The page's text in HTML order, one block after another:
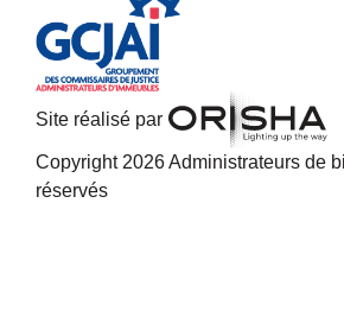
Site réalisé par
Copyright 2026 Administrateurs de
réservés